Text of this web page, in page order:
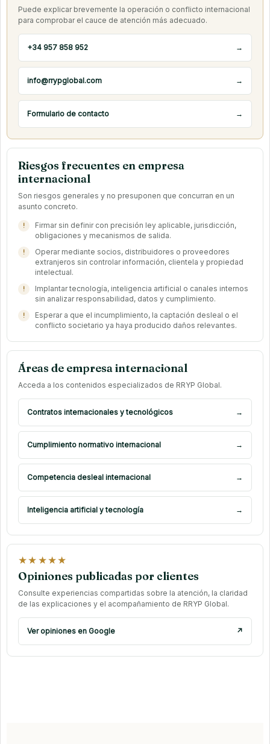
Puede explicar brevemente la operación o conflicto internacional
para comprobar el cauce de atención más adecuado.
+34 957 858 952 →
info@rrypglobal.com →
Formulario de contacto →
Riesgos frecuentes en empresa
internacional
Son riesgos generales y no presuponen que concurran en un
asunto concreto.
Firmar sin definir con precisión ley aplicable, jurisdicción,
obligaciones y mecanismos de salida.
Operar mediante socios, distribuidores o proveedores
extranjeros sin controlar información, clientela y propiedad
intelectual.
Implantar tecnología, inteligencia artificial o canales internos
sin analizar responsabilidad, datos y cumplimiento.
Esperar a que el incumplimiento, la captación desleal o el
conflicto societario ya haya producido daños relevantes.
Áreas de empresa internacional
Acceda a los contenidos especializados de RRYP Global.
Contratos internacionales y tecnológicos →
Cumplimiento normativo internacional →
Competencia desleal internacional →
Inteligencia artificial y tecnología →
★★★★★
Opiniones publicadas por clientes
Consulte experiencias compartidas sobre la atención, la claridad
de las explicaciones y el acompañamiento de RRYP Global.
Ver opiniones en Google ↗